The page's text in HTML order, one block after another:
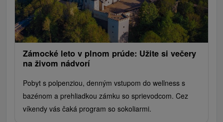
Zámocké leto v plnom prúde: Užite si večery
na živom nádvorí
Pobyt s polpenziou, denným vstupom do wellness s
bazénom a prehliadkou zámku so sprievodcom. Cez
víkendy vás čaká program so sokoliarmi.